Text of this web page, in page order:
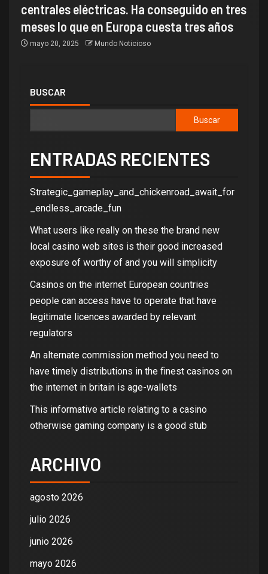
centrales eléctricas. Ha conseguido en tres
meses lo que en Europa cuesta tres años
mayo 20, 2025 Mundo Noticioso
BUSCAR
Buscar
ENTRADAS RECIENTES
Strategic_gameplay_and_chickenroad_await_for
_endless_arcade_fun
What users like really on these the brand new
local casino web sites is their good increased
exposure of worthy of and you will simplicity
Casinos on the internet European countries
people can access have to operate that have
legitimate licences awarded by relevant
regulators
An alternate commission method you need to
have timely distributions in the finest casinos on
the internet in britain is age-wallets
This informative article relating to a casino
otherwise gaming company is a good stub
ARCHIVO
agosto 2026
julio 2026
junio 2026
mayo 2026